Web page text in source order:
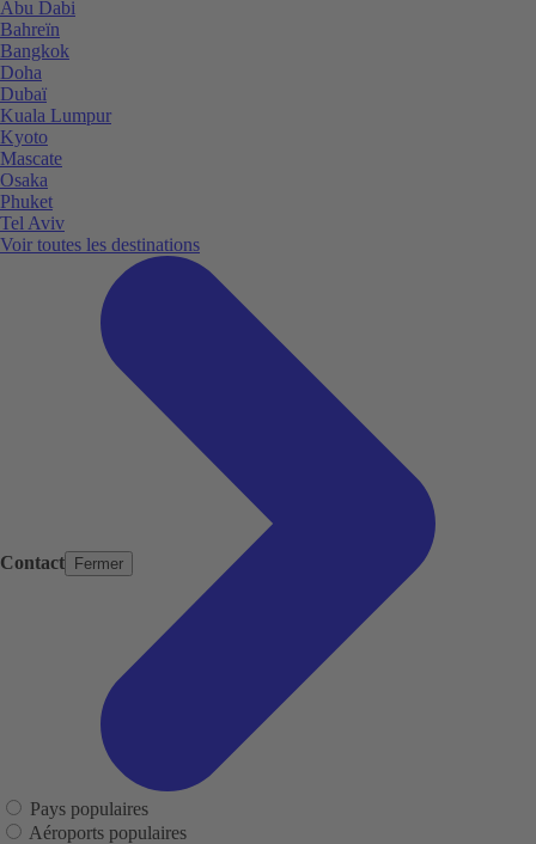
Contact Fermer
Abu Dabi
Bahreïn
Bangkok
Doha
Dubaï
Kuala Lumpur
Kyoto
Mascate
Osaka
Phuket
Tel Aviv
Voir toutes les destinations
Pays populaires
Aéroports populaires